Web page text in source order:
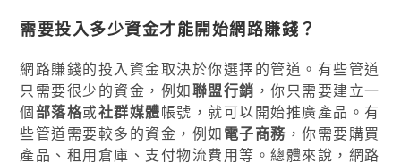
需要投入多少資金才能開始網路賺錢？
網路賺錢的投入資金取決於你選擇的管道。有些管道
只需要很少的資金，例如聯盟行銷 ，你只需要建立一
個部落格或社群媒體帳號，就可以開始推廣產品。有
些管道需要較多的資金，例如電子商務 ，你需要購買
產品、租用倉庫、支付物流費用等。總體來說，網路